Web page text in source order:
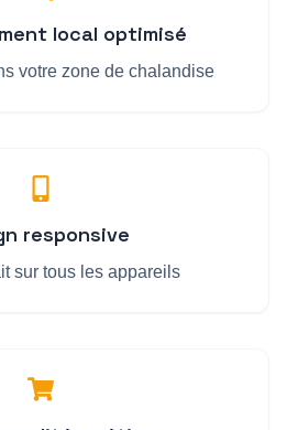
local optimisé
votre zone de chalandise
responsive
sur tous les appareils